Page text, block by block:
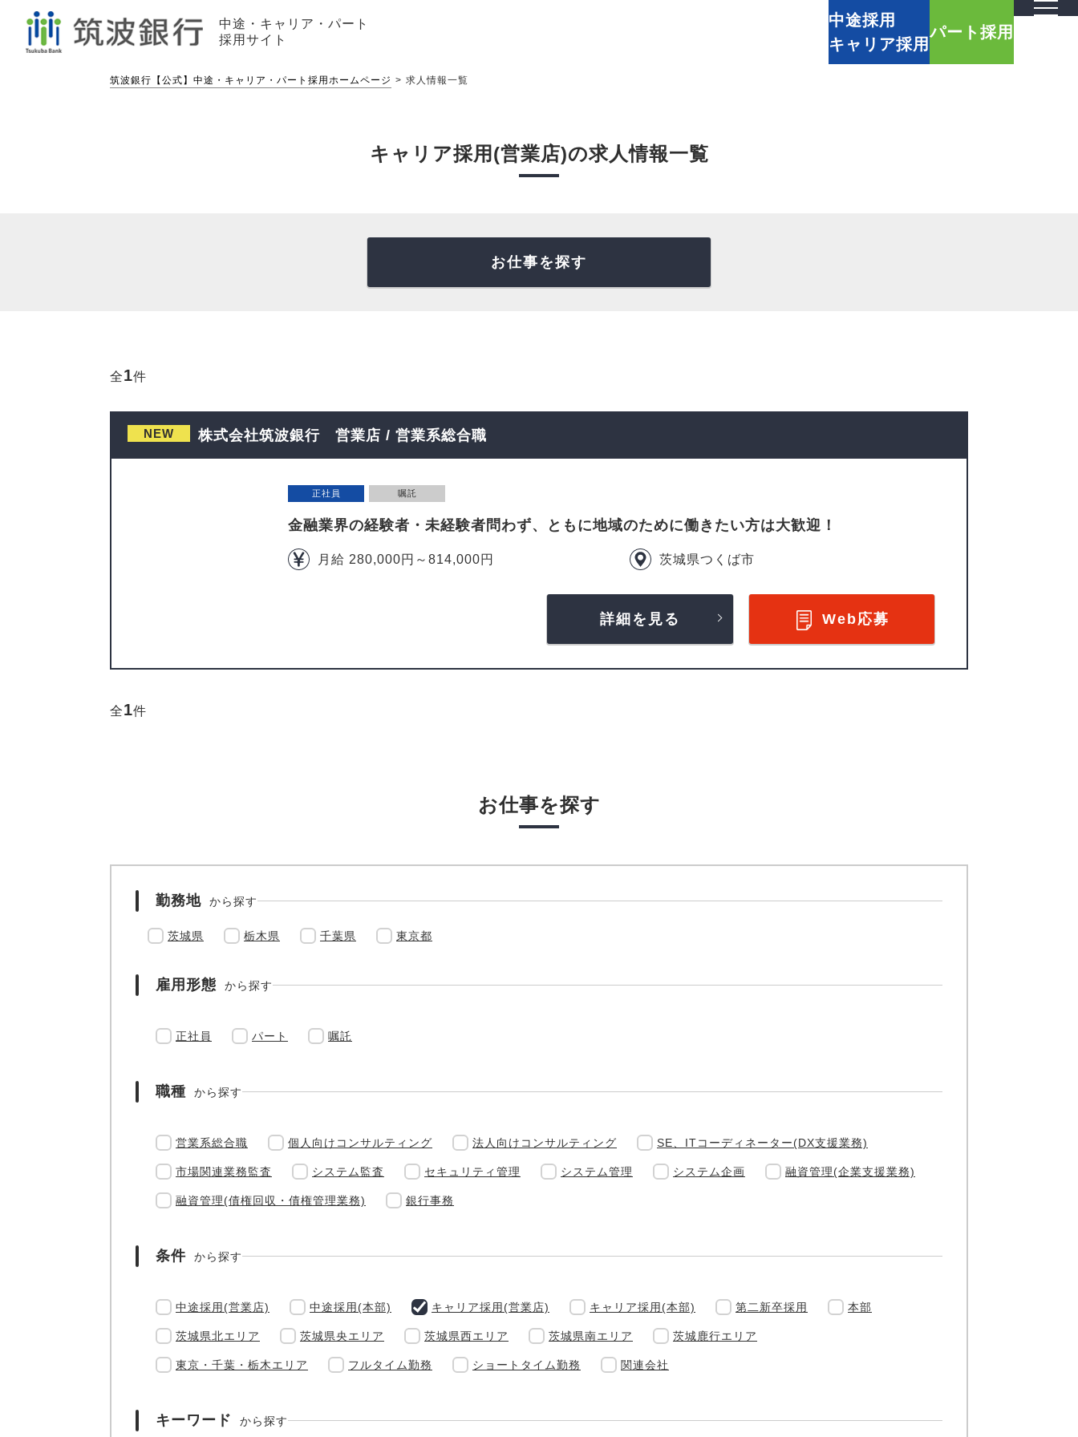
中途・キャリア・パート
採用サイト
中途採用
キャリア採用
パート採用
筑波銀行【公式】中途・キャリア・パート採用ホームページ 求人情報一覧
キャリア採用(営業店)の求人情報一覧
お仕事を探す
全1件
NEW 株式会社筑波銀行 営業店 / 営業系総合職
正社員 嘱託
金融業界の経験者・未経験者問わず、ともに地域のために働きたい方は大歓迎！
月給 280,000円～814,000円 茨城県つくば市
詳細を見る Web応募
全1件
お仕事を探す
勤務地 から探す
茨城県 栃木県 千葉県 東京都
雇用形態 から探す
正社員 パート 嘱託
職種 から探す
営業系総合職 個人向けコンサルティング 法人向けコンサルティング SE、ITコーディネーター(DX支援業務)
市場関連業務監査 システム監査 セキュリティ管理 システム管理 システム企画 融資管理(企業支援業務)
融資管理(債権回収・債権管理業務) 銀行事務
条件 から探す
中途採用(営業店) 中途採用(本部) キャリア採用(営業店) キャリア採用(本部) 第二新卒採用 本部
茨城県北エリア 茨城県央エリア 茨城県西エリア 茨城県南エリア 茨城鹿行エリア
東京・千葉・栃木エリア フルタイム勤務 ショートタイム勤務 関連会社
キーワード から探す